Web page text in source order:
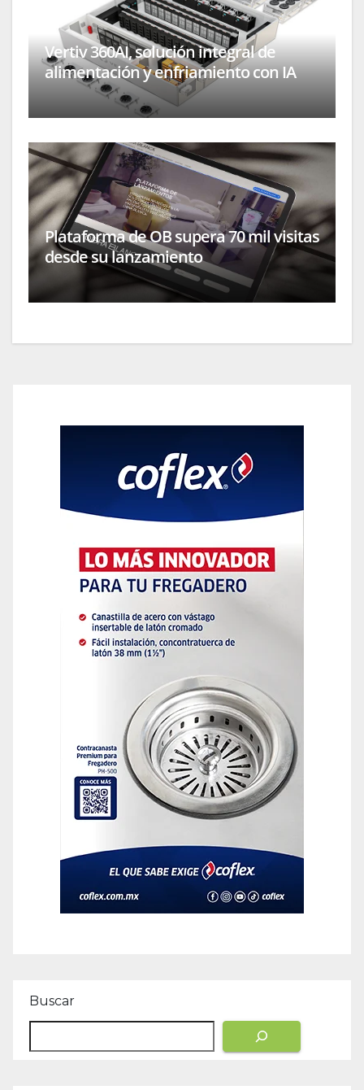
Vertiv 360AI, solución integral de
alimentación y enfriamiento con IA
Plataforma de OB supera 70 mil visitas
desde su lanzamiento
Buscar